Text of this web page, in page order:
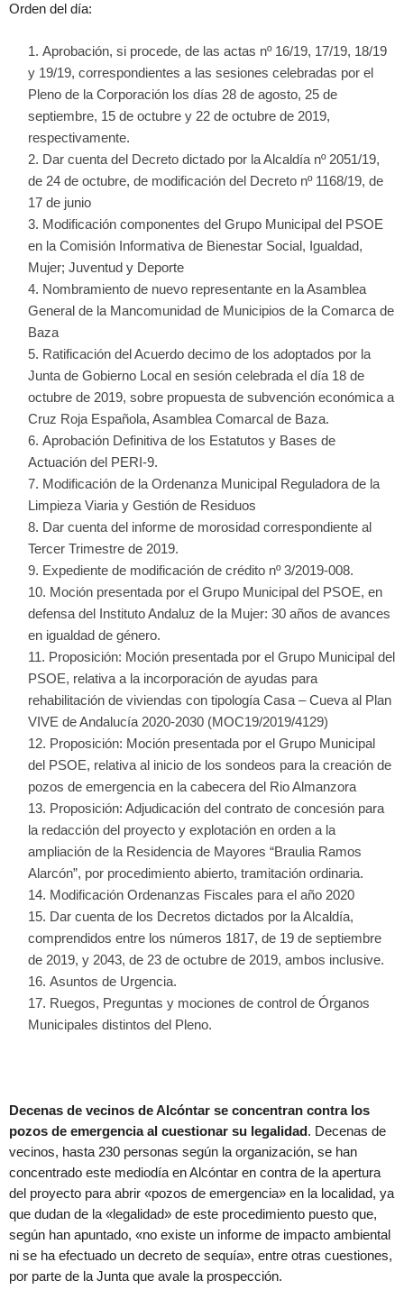
Orden del día:
Aprobación, si procede, de las actas nº 16/19, 17/19, 18/19
y 19/19, correspondientes a las sesiones celebradas por el
Pleno de la Corporación los días 28 de agosto, 25 de
septiembre, 15 de octubre y 22 de octubre de 2019,
respectivamente.
Dar cuenta del Decreto dictado por la Alcaldía nº 2051/19,
de 24 de octubre, de modificación del Decreto nº 1168/19, de
17 de junio
Modificación componentes del Grupo Municipal del PSOE
en la Comisión Informativa de Bienestar Social, Igualdad,
Mujer; Juventud y Deporte
Nombramiento de nuevo representante en la Asamblea
General de la Mancomunidad de Municipios de la Comarca de
Baza
Ratificación del Acuerdo decimo de los adoptados por la
Junta de Gobierno Local en sesión celebrada el día 18 de
octubre de 2019, sobre propuesta de subvención económica a
Cruz Roja Española, Asamblea Comarcal de Baza.
Aprobación Definitiva de los Estatutos y Bases de
Actuación del PERI-9.
Modificación de la Ordenanza Municipal Reguladora de la
Limpieza Viaria y Gestión de Residuos
Dar cuenta del informe de morosidad correspondiente al
Tercer Trimestre de 2019.
Expediente de modificación de crédito nº 3/2019-008.
Moción presentada por el Grupo Municipal del PSOE, en
defensa del Instituto Andaluz de la Mujer: 30 años de avances
en igualdad de género.
Proposición: Moción presentada por el Grupo Municipal del
PSOE, relativa a la incorporación de ayudas para
rehabilitación de viviendas con tipología Casa – Cueva al Plan
VIVE de Andalucía 2020-2030 (MOC19/2019/4129)
Proposición: Moción presentada por el Grupo Municipal
del PSOE, relativa al inicio de los sondeos para la creación de
pozos de emergencia en la cabecera del Rio Almanzora
Proposición: Adjudicación del contrato de concesión para
la redacción del proyecto y explotación en orden a la
ampliación de la Residencia de Mayores “Braulia Ramos
Alarcón”, por procedimiento abierto, tramitación ordinaria.
Modificación Ordenanzas Fiscales para el año 2020
Dar cuenta de los Decretos dictados por la Alcaldía,
comprendidos entre los números 1817, de 19 de septiembre
de 2019, y 2043, de 23 de octubre de 2019, ambos inclusive.
Asuntos de Urgencia.
Ruegos, Preguntas y mociones de control de Órganos
Municipales distintos del Pleno.
Decenas de vecinos de Alcóntar se concentran contra los
pozos de emergencia al cuestionar su legalidad. Decenas de
vecinos, hasta 230 personas según la organización, se han
concentrado este mediodía en Alcóntar en contra de la apertura
del proyecto para abrir «pozos de emergencia» en la localidad, ya
que dudan de la «legalidad» de este procedimiento puesto que,
según han apuntado, «no existe un informe de impacto ambiental
ni se ha efectuado un decreto de sequía», entre otras cuestiones,
por parte de la Junta que avale la prospección.